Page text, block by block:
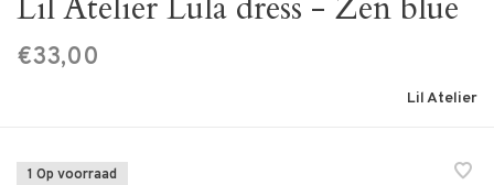
€33,00
Lil Atelier
1 Op voorraad